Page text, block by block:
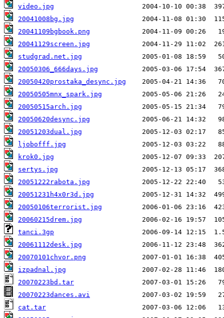
video.jpg
20041008bg.jpg
20041109bgbook.png
20041129screen.jpg
studgrad.net.jpg
20050306_666days.jpg
20050420prostaka_desync.jpg
20050505mnx_spark.jpg
20050515arch.jpg
20050620desync.jpg
20051203dual.jpg
ljobofff.jpg
krok0.jpg
sertys.jpg
20051222rabota.jpg
20051231h4x0r3d.jpg
20050106terrorist.jpg
20060215drem.jpg
tanci.3gp
20061112desk.jpg
20070101chvor.png
izpadnal.jpg
20070223bd.tar
20070223dances.avi
cat.tar